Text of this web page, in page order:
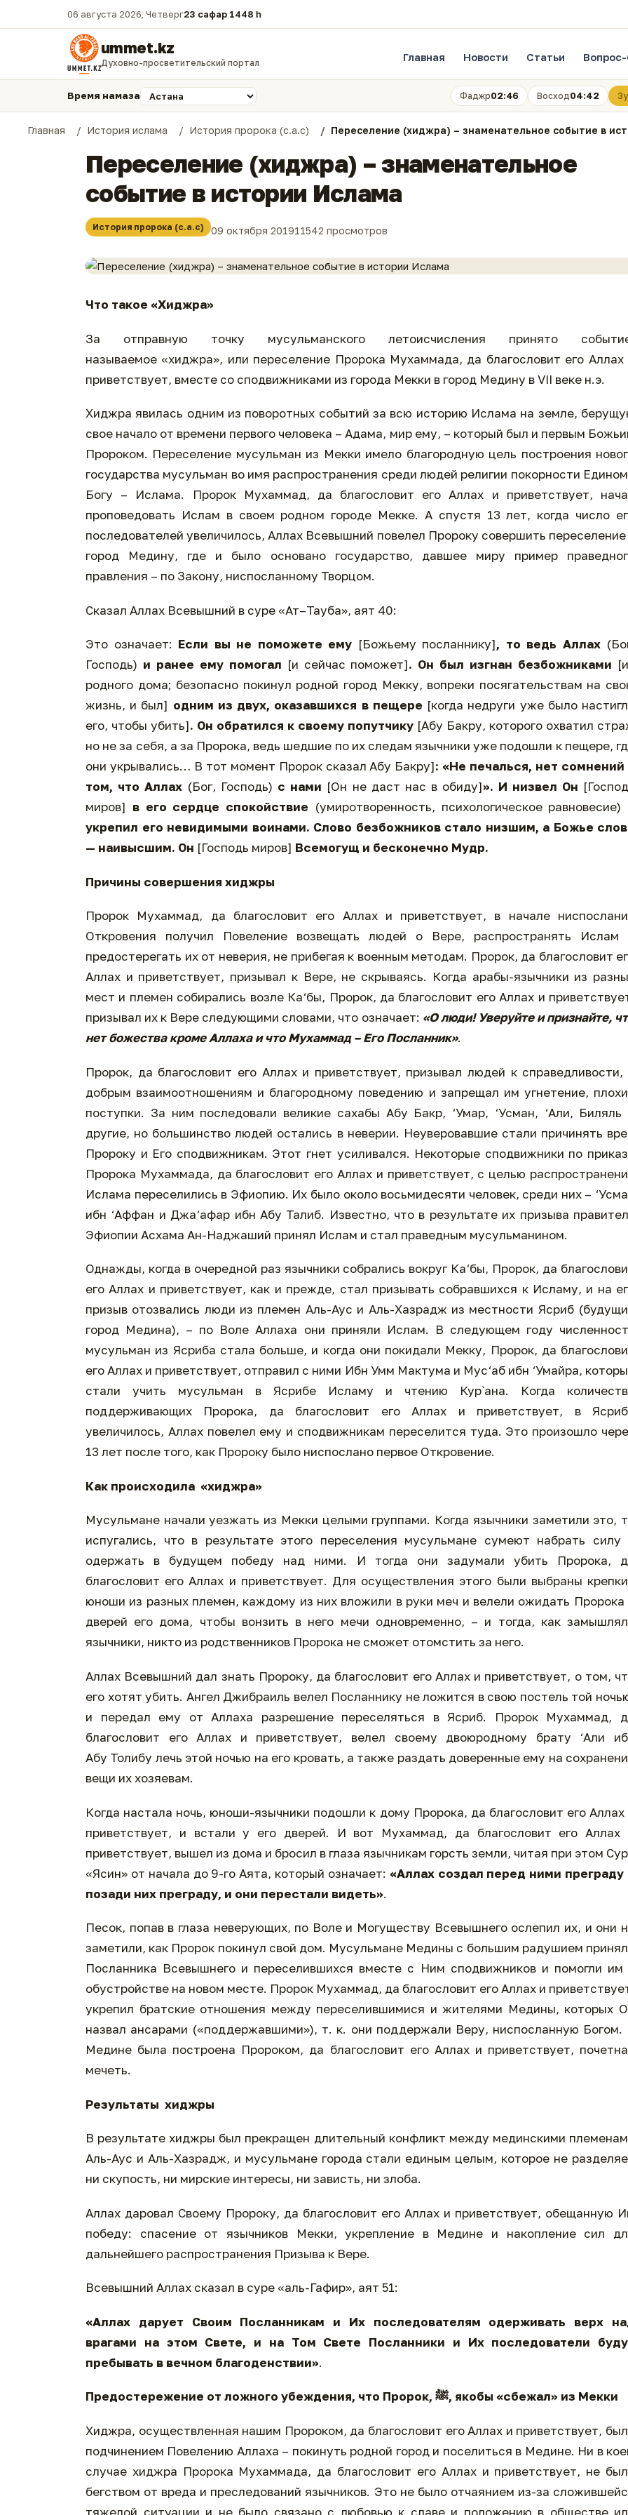
06 августа 2026, Четверг23 сафар 1448 һ.
ummet.kz
Духовно-просветительский портал Главная Новости Статьи
Время намаза Фаджр02:46 Восход04:42
Главная История ислама История пророка (с.а.с) Переселение (хиджра) – знаменательное событие в
Переселение (хиджра) – знаменательное
событие в истории Ислама
История пророка (с.а.с) 09 октября 201911542 просмотров
Что такое «Хиджра»
За отправную точку мусульманского летоисчисления принято
называемое «хиджра», или переселение Пророка Мухаммада, да благословит его Аллах
приветствует, вместе со сподвижниками из города Мекки в город Медину в VII веке н.э.
Хиджра явилась одним из поворотных событий за всю историю Ислама на земле,
свое начало от времени первого человека – Адама, мир ему, – который был и первым
Пророком. Переселение мусульман из Мекки имело благородную цель построения
государства мусульман во имя распространения среди людей религии покорности
Богу – Ислама. Пророк Мухаммад, да благословит его Аллах и приветствует,
проповедовать Ислам в своем родном городе Мекке. А спустя 13 лет, когда число
последователей увеличилось, Аллах Всевышний повелел Пророку совершить переселение
город Медину, где и было основано государство, давшее миру пример
правления – по Закону, ниспосланному Творцом.
Сказал Аллах Всевышний в суре «Ат–Тауба», аят 40:
Это означает: Если вы не поможете ему [Божьему посланнику], то ведь Аллах
Господь) и ранее ему помогал [и сейчас поможет]. Он был изгнан безбожниками
родного дома; безопасно покинул родной город Мекку, вопреки посягательствам на
жизнь, и был] одним из двух, оказавшихся в пещере [когда недруги уже было
его, чтобы убить]. Он обратился к своему попутчику [Абу Бакру, которого охватил
но не за себя, а за Пророка, ведь шедшие по их следам язычники уже подошли к пещере,
они укрывались… В тот момент Пророк сказал Абу Бакру]: «Не печалься, нет сомнений
том, что Аллах (Бог, Господь) с нами [Он не даст нас в обиду]». И низвел Он
миров] в его сердце спокойствие (умиротворенность, психологическое равновесие)
укрепил его невидимыми воинами. Слово безбожников стало низшим, а Божье
— наивысшим. Он [Господь миров] Всемогущ и бесконечно Мудр.
Причины совершения хиджры
Пророк Мухаммад, да благословит его Аллах и приветствует, в начале
Откровения получил Повеление возвещать людей о Вере, распространять Ислам
предостерегать их от неверия, не прибегая к военным методам. Пророк, да благословит
Аллах и приветствует, призывал к Вере, не скрываясь. Когда арабы-язычники из
мест и племен собирались возле Ка‘бы, Пророк, да благословит его Аллах и
призывал их к Вере следующими словами, что означает: «О люди! Уверуйте и признайте,
нет божества кроме Аллаха и что Мухаммад – Его Посланник».
Пророк, да благословит его Аллах и приветствует, призывал людей к справедливости,
добрым взаимоотношениям и благородному поведению и запрещал им угнетение,
поступки. За ним последовали великие сахабы Абу Бакр, ‘Умар, ‘Усман, ‘Али, Биляль
другие, но большинство людей остались в неверии. Неуверовавшие стали причинять
Пророку и Его сподвижникам. Этот гнет усиливался. Некоторые сподвижники по
Пророка Мухаммада, да благословит его Аллах и приветствует, с целью
Ислама переселились в Эфиопию. Их было около восьмидесяти человек, среди них –
ибн ‘Аффан и Джа‘афар ибн Абу Талиб. Известно, что в результате их призыва
Эфиопии Асхама Ан-Наджаший принял Ислам и стал праведным мусульманином.
Однажды, когда в очередной раз язычники собрались вокруг Ка‘бы, Пророк, да
его Аллах и приветствует, как и прежде, стал призывать собравшихся к Исламу, и на
призыв отозвались люди из племен Аль-Аус и Аль-Хазрадж из местности Ясриб
город Медина), – по Воле Аллаха они приняли Ислам. В следующем году
мусульман из Ясриба стала больше, и когда они покидали Мекку, Пророк, да
его Аллах и приветствует, отправил с ними Ибн Умм Мактума и Мус‘аб ибн ‘Умайра,
стали учить мусульман в Ясрибе Исламу и чтению Кур`ана. Когда
поддерживающих Пророка, да благословит его Аллах и приветствует, в
увеличилось, Аллах повелел ему и сподвижникам переселится туда. Это произошло
13 лет после того, как Пророку было ниспослано первое Откровение.
Как происходила «хиджра»
Мусульмане начали уезжать из Мекки целыми группами. Когда язычники заметили это,
испугались, что в результате этого переселения мусульмане сумеют набрать силу
одержать в будущем победу над ними. И тогда они задумали убить Пророка,
благословит его Аллах и приветствует. Для осуществления этого были выбраны
юноши из разных племен, каждому из них вложили в руки меч и велели ожидать Пророка
дверей его дома, чтобы вонзить в него мечи одновременно, – и тогда, как
язычники, никто из родственников Пророка не сможет отомстить за него.
Аллах Всевышний дал знать Пророку, да благословит его Аллах и приветствует, о том,
его хотят убить. Ангел Джибраиль велел Посланнику не ложится в свою постель той
и передал ему от Аллаха разрешение переселяться в Ясриб. Пророк Мухаммад,
благословит его Аллах и приветствует, велел своему двоюродному брату ‘Али
Абу Толибу лечь этой ночью на его кровать, а также раздать доверенные ему на
вещи их хозяевам.
Когда настала ночь, юноши-язычники подошли к дому Пророка, да благословит его Аллах
приветствует, и встали у его дверей. И вот Мухаммад, да благословит его Аллах
приветствует, вышел из дома и бросил в глаза язычникам горсть земли, читая при этом
«Ясин» от начала до 9-го Аята, который означает: «Аллах создал перед ними преграду
позади них преграду, и они перестали видеть».
Песок, попав в глаза неверующих, по Воле и Могуществу Всевышнего ослепил их, и они
заметили, как Пророк покинул свой дом. Мусульмане Медины с большим радушием
Посланника Всевышнего и переселившихся вместе с Ним сподвижников и помогли им
обустройстве на новом месте. Пророк Мухаммад, да благословит его Аллах и
укрепил братские отношения между переселившимися и жителями Медины, которых
назвал ансарами («поддержавшими»), т. к. они поддержали Веру, ниспосланную Богом.
Медине была построена Пророком, да благословит его Аллах и приветствует,
мечеть.
Результаты хиджры
В результате хиджры был прекращен длительный конфликт между мединскими
Аль-Аус и Аль-Хазрадж, и мусульмане города стали единым целым, которое не
ни скупость, ни мирские интересы, ни зависть, ни злоба.
Аллах даровал Своему Пророку, да благословит его Аллах и приветствует, обещанную
победу: спасение от язычников Мекки, укрепление в Медине и накопление сил
дальнейшего распространения Призыва к Вере.
Всевышний Аллах сказал в суре «аль-Гафир», аят 51:
«Аллах дарует Своим Посланникам и Их последователям одерживать верх
врагами на этом Свете, и на Том Свете Посланники и Их последователи
пребывать в вечном благоденствии».
Предостережение от ложного убеждения, что Пророк, ﷺ, якобы «сбежал» из Мекки
Хиджра, осуществленная нашим Пророком, да благословит его Аллах и приветствует,
подчинением Повелению Аллаха – покинуть родной город и поселиться в Медине. Ни в
случае хиджра Пророка Мухаммада, да благословит его Аллах и приветствует, не
бегством от вреда и преследований язычников. Это не было отчаянием из-за
тяжелой ситуации и не было связано с любовью к славе и положению в обществе